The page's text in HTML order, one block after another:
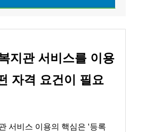
지관 서비스를 이용
자격 요건이 필요
서비스 이용의 핵심은 ‘등록